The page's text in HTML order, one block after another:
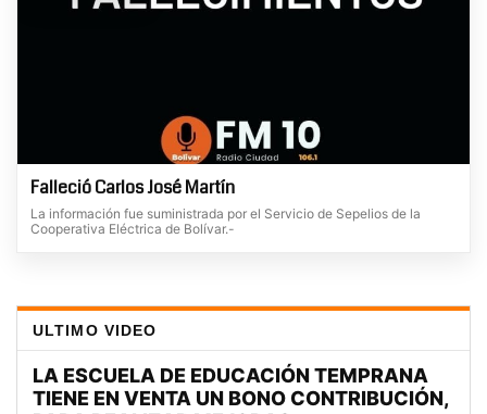
Falleció Carlos José Martín
La información fue suministrada por el Servicio de Sepelios de la
Cooperativa Eléctrica de Bolívar.-
ULTIMO VIDEO